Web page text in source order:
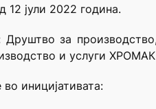
12 јули 2022 година.
Друштво за
и услуги
иницијативата: